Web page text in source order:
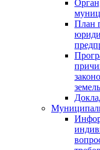
План